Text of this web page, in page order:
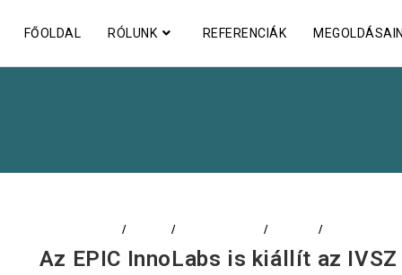
FŐOLDAL RÓLUNK REFERENCIÁK
/ / / /
Az EPIC InnoLabs is kiállít az IVSZ